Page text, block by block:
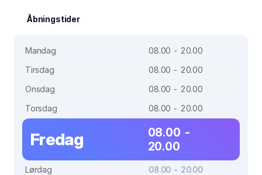
Åbningstider
Mandag
08.00 - 20.00
Tirsdag
08.00 - 20.00
Onsdag
08.00 - 20.00
Torsdag
08.00 - 20.00
Fredag
08.00 -
20.00
Lørdag
08.00 - 20.00